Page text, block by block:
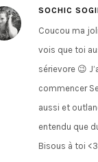
SOCHIC
Coucou ma
vois que toi
sérievore 😉
commencer
aussi et
entendu que
Bisous à toi <3